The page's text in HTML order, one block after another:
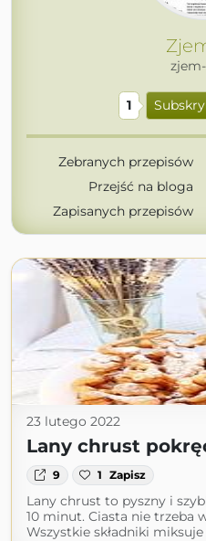
1
Zebranych przepisów
Przejść na bloga
Zapisanych przepisów
23 lutego 2022
Lany chrust
9 1 Zapisz
Lany chrust to pyszny i
10 minut. Ciasta nie trzeba
Wszystkie składniki miksuje